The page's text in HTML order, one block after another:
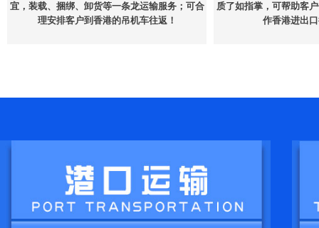
宜，装载、捆绑、卸货等一条龙运输服务；可合
理安排客户到香港的吊机车往返！
质了如指掌，可帮助客
作香港进出